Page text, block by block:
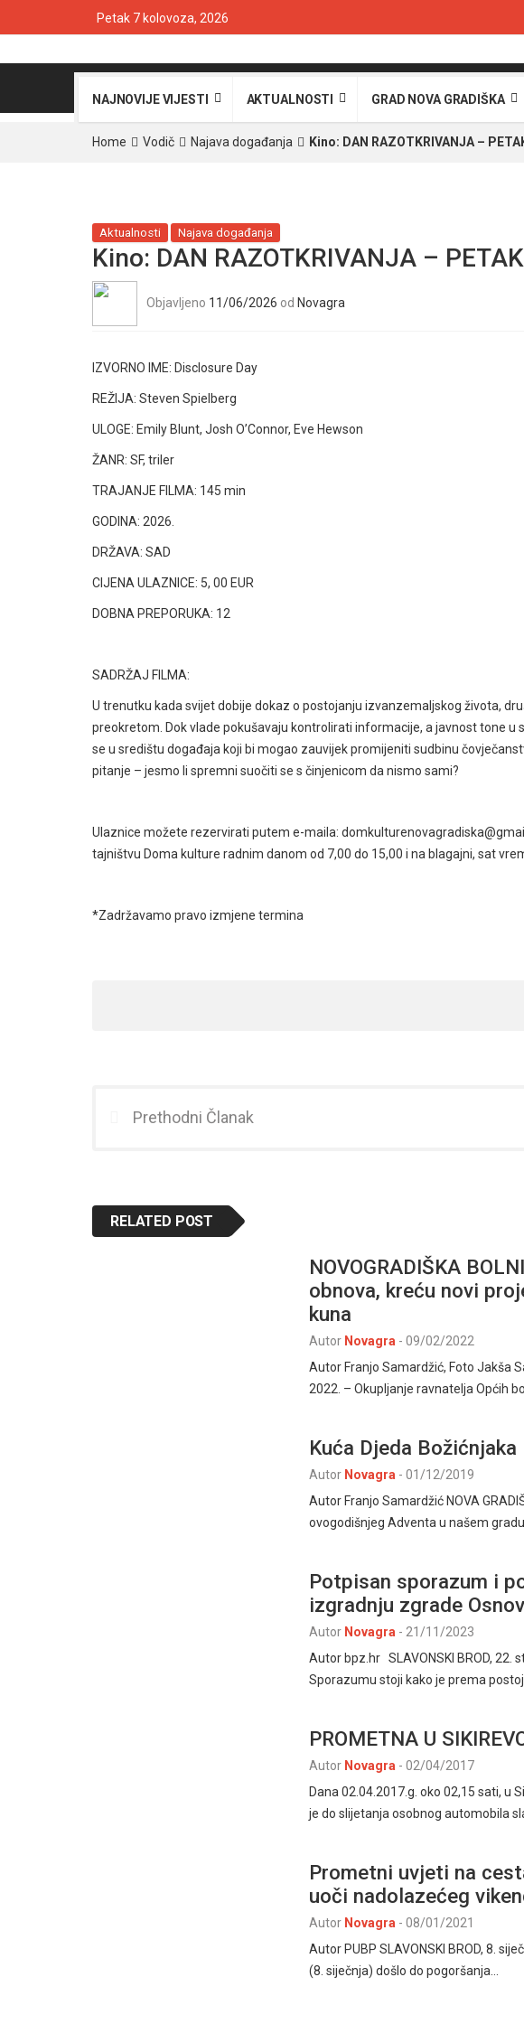
Petak 7 kolovoza, 2026
NAJNOVIJE VIJESTI AKTUALNOSTI GRAD NOVA GRADIŠKA
Home Vodič Najava događanja Kino: DAN RAZOTKRIVANJA –
Aktualnosti Najava događanja
Kino: DAN RAZOTKRIVANJA –
Objavljeno 11/06/2026 od Novagra
IZVORNO IME: Disclosure Day
REŽIJA: Steven Spielberg
ULOGE: Emily Blunt, Josh O’Connor, Eve Hewson
ŽANR: SF, triler
TRAJANJE FILMA: 145 min
GODINA: 2026.
DRŽAVA: SAD
CIJENA ULAZNICE: 5, 00 EUR
DOBNA PREPORUKA: 12
SADRŽAJ FILMA:
U trenutku kada svijet dobije dokaz o postojanju izvanzemaljskog života,
preokretom. Dok vlade pokušavaju kontrolirati informacije, a javnost tone u
se u središtu događaja koji bi mogao zauvijek promijeniti sudbinu
pitanje – jesmo li spremni suočiti se s činjenicom da nismo sami?
Ulaznice možete rezervirati putem e-maila:
tajništvu Doma kulture radnim danom od 7,00 do 15,00 i na blagajni, sat
*Zadržavamo pravo izmjene termina
Prethodni Članak
RELATED POST
NOVOGRADIŠKA
obnova, kreću novi
kuna
Autor Novagra - 09/02/2022
Autor Franjo Samardžić, Foto Jakša
2022. – Okupljanje ravnatelja Općih
Kuća Djeda Božićnjaka
Autor Novagra - 01/12/2019
Autor Franjo Samardžić NOVA
ovogodišnjeg Adventa u našem
Potpisan sporazum i
izgradnju zgrade
Autor Novagra - 21/11/2023
Autor bpz.hr SLAVONSKI BROD,
Sporazumu stoji kako je prema
PROMETNA U
Autor Novagra - 02/04/2017
Dana 02.04.2017.g. oko 02,15 sati, u
je do slijetanja osobnog automobila
Prometni uvjeti na
uoči nadolazećeg
Autor Novagra - 08/01/2021
Autor PUBP SLAVONSKI BROD, 8.
(8. siječnja) došlo do pogoršanja…